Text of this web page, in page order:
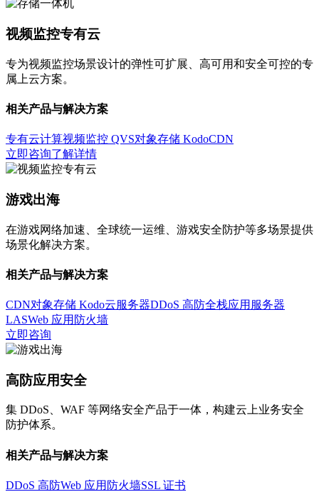
视频监控专有云
专为视频监控场景设计的弹性可扩展、高可用和安全可控的专
属上云方案。
相关产品与解决方案
专有云计算视频监控 QVS对象存储 KodoCDN
立即咨询了解详情
游戏出海
在游戏网络加速、全球统一运维、游戏安全防护等多场景提供
场景化解决方案。
相关产品与解决方案
CDN对象存储 Kodo云服务器DDoS 高防全栈应用服务器
LASWeb 应用防火墙
立即咨询
高防应用安全
集 DDoS、WAF 等网络安全产品于一体，构建云上业务安全
防护体系。
相关产品与解决方案
DDoS 高防Web 应用防火墙SSL 证书